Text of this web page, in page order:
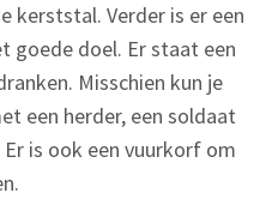
kerststal. Verder is er een
goede doel. Er staat een
Misschien kun je
een herder, een soldaat
is ook een vuurkorf om